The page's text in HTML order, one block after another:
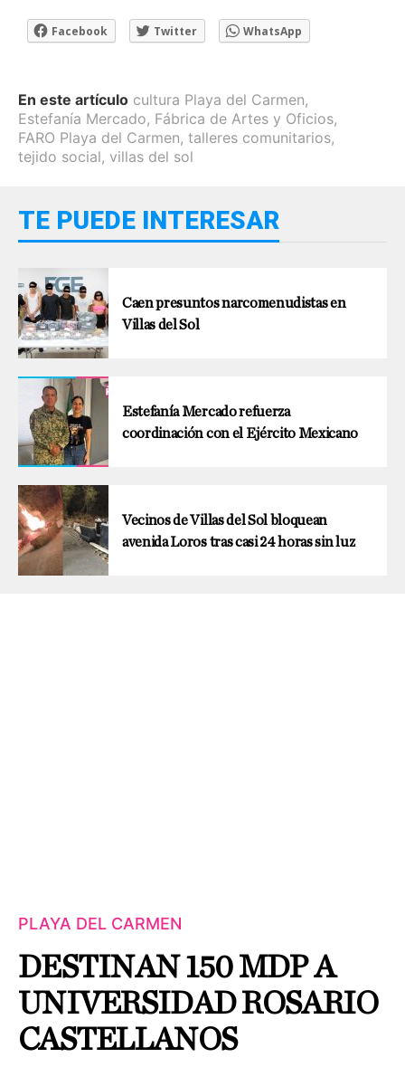
Facebook Twitter WhatsApp
En este artículo cultura Playa del Carmen,
Estefanía Mercado, Fábrica de Artes y Oficios,
FARO Playa del Carmen, talleres comunitarios,
tejido social, villas del sol
TE PUEDE INTERESAR
Caen presuntos narcomenudistas en
Villas del Sol
Estefanía Mercado refuerza
coordinación con el Ejército Mexicano
Vecinos de Villas del Sol bloquean
avenida Loros tras casi 24 horas sin luz
PLAYA DEL CARMEN
DESTINAN 150 MDP A
UNIVERSIDAD ROSARIO
CASTELLANOS